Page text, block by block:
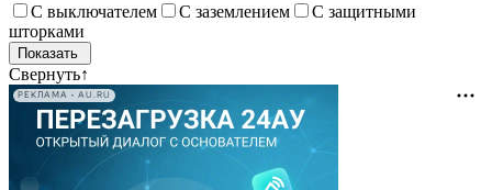
С выключателем С заземлением
С защитными
шторками
Свернуть↑
РЕКЛАМА • AU.RU